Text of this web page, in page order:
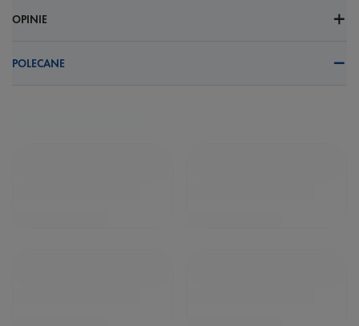
OPINIE
POLECANE